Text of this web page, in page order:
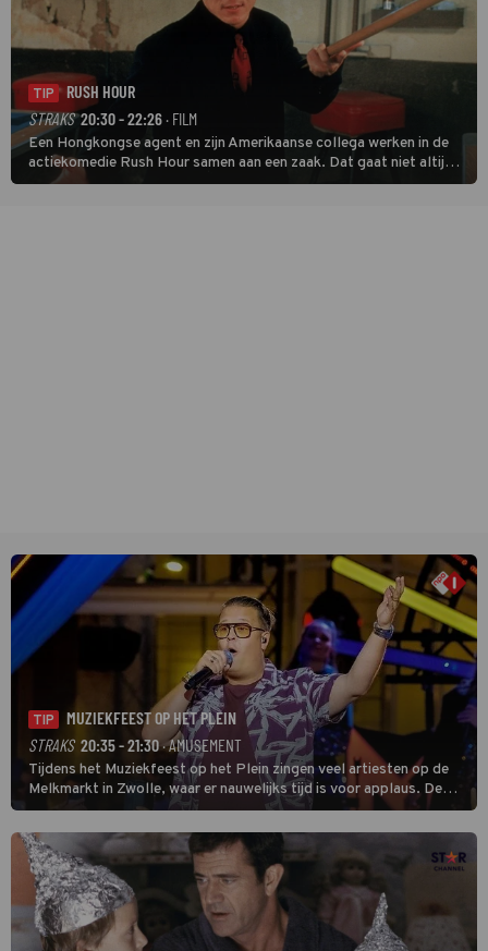
TIP
RUSH HOUR
STRAKS 20:30 - 22:26· FILM
Een Hongkongse agent en zijn Amerikaanse collega werken in de
actiekomedie Rush Hour samen aan een zaak. Dat gaat niet altijd
van een leien dakje.
TIP
MUZIEKFEEST OP HET PLEIN
STRAKS 20:35 - 21:30· AMUSEMENT
Tijdens het Muziekfeest op het Plein zingen veel artiesten op de
Melkmarkt in Zwolle, waar er nauwelijks tijd is voor applaus. De
grootste namen zijn André Hazes, Jannes, René Froger en
natuurlijk Rutger van Barneveld met zijn hit Zwoele Zomernachten.